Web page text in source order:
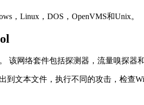
，Linux，DOS，OpenVMS和Unix。
该网络套件包括探测器，流量嗅探器
文本文件，执行不同的攻击，检查